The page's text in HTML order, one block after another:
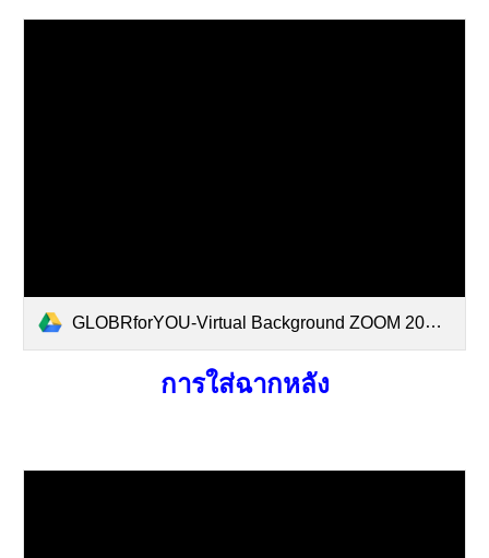
GLOBRforYOU-Virtual Background ZOOM 20042021.pdf
การใส่ฉากหลัง